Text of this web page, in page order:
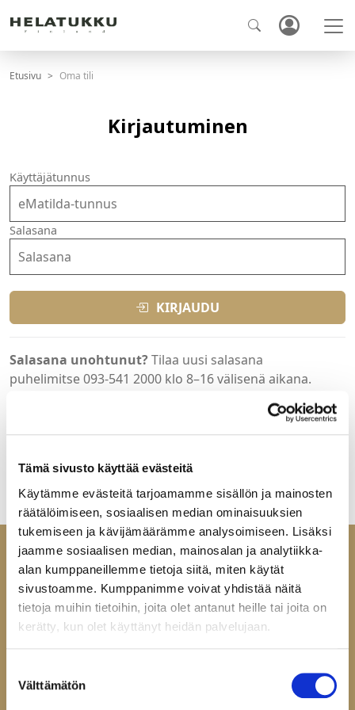
Tämä sivusto käyttää evästeitä
Käytämme evästeitä tarjoamamme sisällön ja mainosten
räätälöimiseen, sosiaalisen median ominaisuuksien
tukemiseen ja kävijämäärämme analysoimiseen. Lisäksi
jaamme sosiaalisen median, mainosalan ja analytiikka-
alan kumppaneillemme tietoja siitä, miten käytät
sivustoamme. Kumppanimme voivat yhdistää näitä
tietoja muihin tietoihin, joita olet antanut heille tai joita on
kerätty, kun olet käyttänyt heidän palvelujaan.
valinta
Välttämätön
Etusivu Oma tili
Kirjautuminen
Käyttäjätunnus
Salasana
KIRJAUDU
Salasana unohtunut?Tilaa uusi salasana
puhelimitse 093-541 2000 klo 8–16 välisenä aikana.
Tervetuloa Helatukun yritysasiakkaille suunnattuun
verkkokauppaan. Jos sinulla ei ole vielä tunnuksia, ota
Ota yhteyttä
60100 Seinäjoki